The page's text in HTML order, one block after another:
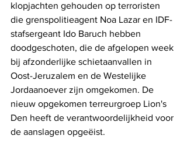
klopjachten gehouden op terroristen
die grenspolitieagent Noa Lazar en IDF-
stafsergeant Ido Baruch hebben
doodgeschoten, die de afgelopen week
bij afzonderlijke schietaanvallen in
Oost-Jeruzalem en de Westelijke
Jordaanoever zijn omgekomen. De
nieuw opgekomen terreurgroep Lion's
Den heeft de verantwoordelijkheid voor
de aanslagen opgeëist.